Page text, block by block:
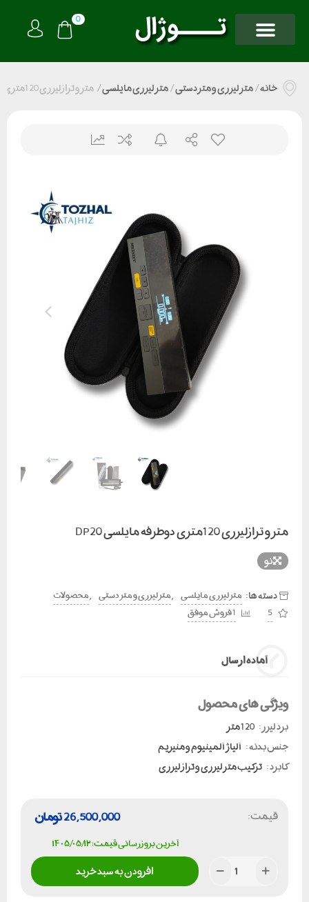
0
خانه/متر لیزری و متر دستی/متر لیزری مایلسی/ متر و ترازلیزری 120متری دوطرفه مایلسی DP20
متر و ترازلیزری 120متری دوطرفه مایلسی DP20
نو
دسته ها: متر لیزری مایلسی ,متر لیزری و متر دستی ,محصولات
5
1 فروش موفق
آماده ارسال
ویژگی های محصول
برد لیزر :
جنس بدنه : آلیاژ آلمینیوم و منیزیم
کابرد : ترکیب متر لیزری و تراز لیزری
قیمت: تومان26,500,000
آخرین بروزرسانی قیمت: ۱۴۰۵/۰۵/۱۲
افزودن به سبد خرید